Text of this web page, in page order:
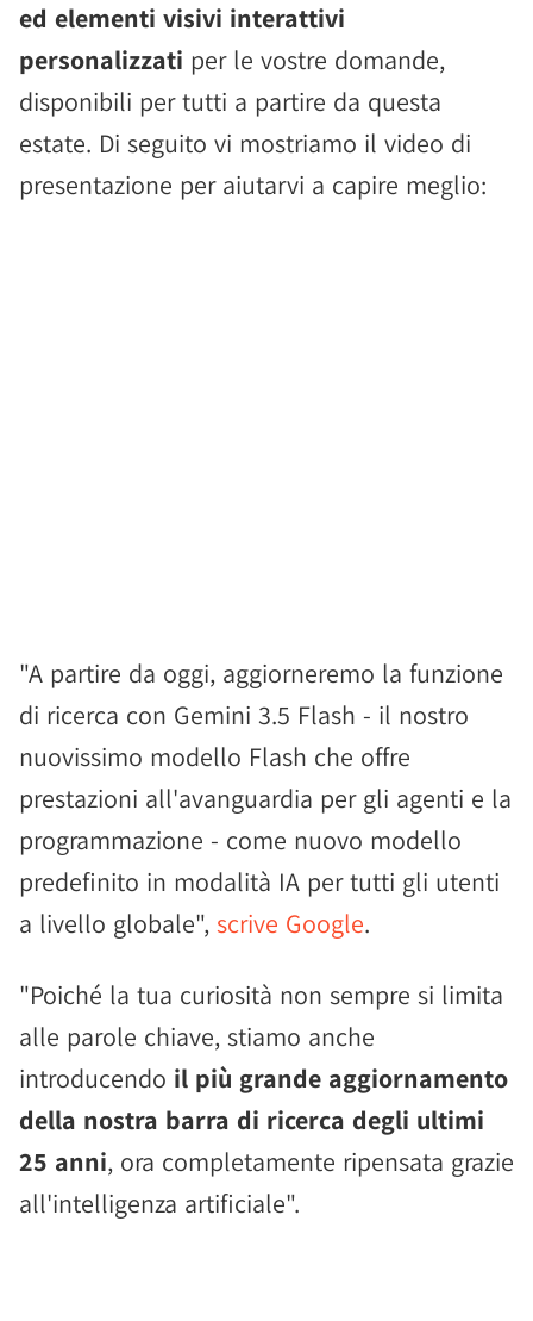
ed elementi visivi interattivi
personalizzati per le vostre domande,
disponibili per tutti a partire da questa
estate. Di seguito vi mostriamo il video di
presentazione per aiutarvi a capire meglio:
"A partire da oggi, aggiorneremo la funzione
di ricerca con Gemini 3.5 Flash - il nostro
nuovissimo modello Flash che offre
prestazioni all'avanguardia per gli agenti e la
programmazione - come nuovo modello
predefinito in modalità IA per tutti gli utenti
a livello globale", scrive Google.
"Poiché la tua curiosità non sempre si limita
alle parole chiave, stiamo anche
introducendo il più grande aggiornamento
della nostra barra di ricerca degli ultimi
25 anni, ora completamente ripensata grazie
all'intelligenza artificiale".